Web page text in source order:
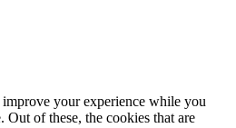
your experience while you
Out of these, the cookies that are